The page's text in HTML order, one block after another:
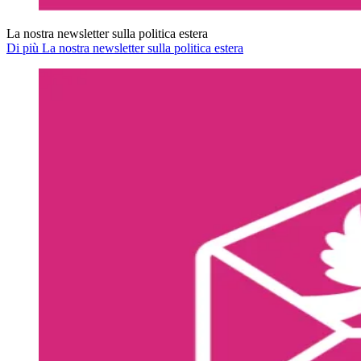
La nostra newsletter sulla politica estera
Di più La nostra newsletter sulla politica estera